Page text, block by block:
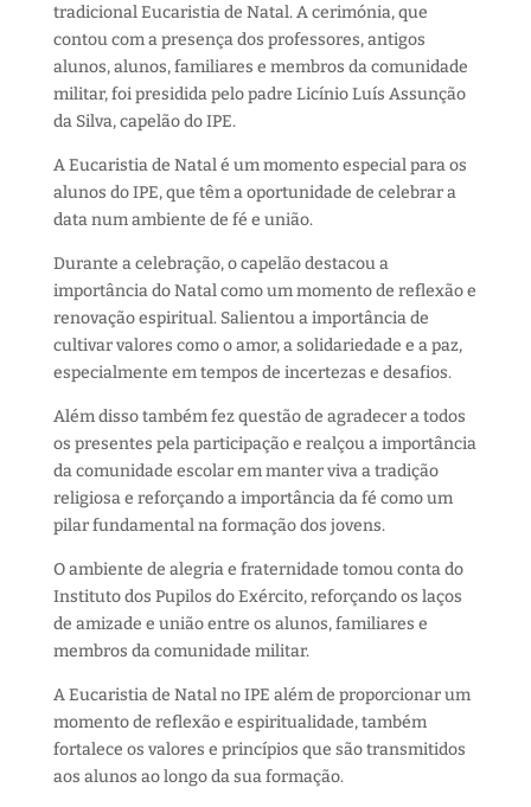
tradicional Eucaristia de Natal. A cerimónia, que
contou com a presença dos professores, antigos
alunos, alunos, familiares e membros da comunidade
militar, foi presidida pelo padre Licínio Luís Assunção
da Silva, capelão do IPE.
A Eucaristia de Natal é um momento especial para os
alunos do IPE, que têm a oportunidade de celebrar a
data num ambiente de fé e união.
Durante a celebração, o capelão destacou a
importância do Natal como um momento de reflexão e
renovação espiritual. Salientou a importância de
cultivar valores como o amor, a solidariedade e a paz,
especialmente em tempos de incertezas e desafios.
Além disso também fez questão de agradecer a todos
os presentes pela participação e realçou a importância
da comunidade escolar em manter viva a tradição
religiosa e reforçando a importância da fé como um
pilar fundamental na formação dos jovens.
O ambiente de alegria e fraternidade tomou conta do
Instituto dos Pupilos do Exército, reforçando os laços
de amizade e união entre os alunos, familiares e
membros da comunidade militar.
A Eucaristia de Natal no IPE além de proporcionar um
momento de reflexão e espiritualidade, também
fortalece os valores e princípios que são transmitidos
aos alunos ao longo da sua formação.